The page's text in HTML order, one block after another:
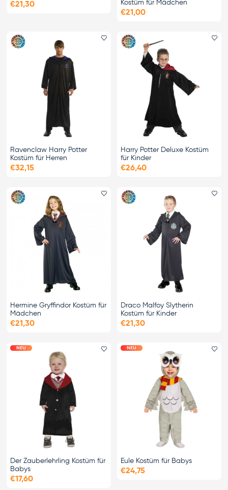
€21,30
Kostüm für Mädchen
€21,00
Favorit hinzufügen
Ravenclaw Harry Potter
Kostüm für Herren
€32,15
Harry Potter Deluxe Kostüm
für Kinder
€26,40
Favorit hinzufügen
Hermine Gryffindor Kostüm für
Mädchen
€21,30
Draco Malfoy Slytherin
Kostüm für Kinder
€21,30
NEU Favorit hinzufügen
Der Zauberlehrling Kostüm für
Babys
€17,60
NEU
Eule Kostüm für Babys
€24,75